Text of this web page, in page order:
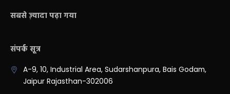
सबसे ज़्यादा पढ़ा गया
संपर्क सूत्र
A-9, 10, Industrial Area, Sudarshanpura, Bais Godam,
Jaipur Rajasthan-302006